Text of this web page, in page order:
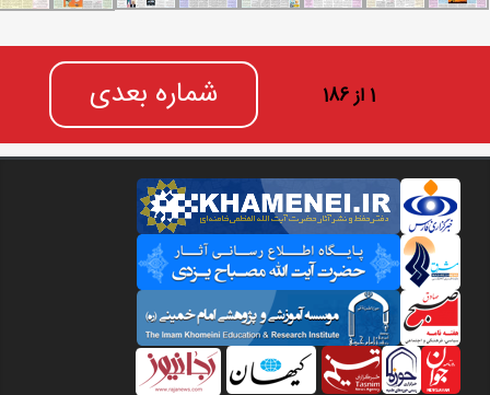
1 از 186 شماره بعدی